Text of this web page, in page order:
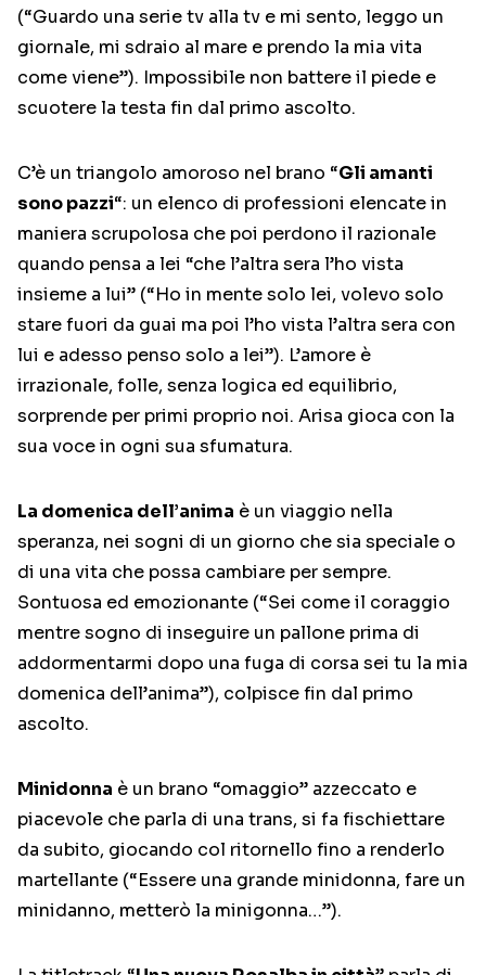
(“Guardo una serie tv alla tv e mi sento, leggo un
giornale, mi sdraio al mare e prendo la mia vita
come viene”). Impossibile non battere il piede e
scuotere la testa fin dal primo ascolto.
C’è un triangolo amoroso nel brano “Gli amanti
sono pazzi“: un elenco di professioni elencate in
maniera scrupolosa che poi perdono il razionale
quando pensa a lei “che l’altra sera l’ho vista
insieme a lui” (“Ho in mente solo lei, volevo solo
stare fuori da guai ma poi l’ho vista l’altra sera con
lui e adesso penso solo a lei”). L’amore è
irrazionale, folle, senza logica ed equilibrio,
sorprende per primi proprio noi. Arisa gioca con la
sua voce in ogni sua sfumatura.
La domenica dell’anima è un viaggio nella
speranza, nei sogni di un giorno che sia speciale o
di una vita che possa cambiare per sempre.
Sontuosa ed emozionante (“Sei come il coraggio
mentre sogno di inseguire un pallone prima di
addormentarmi dopo una fuga di corsa sei tu la mia
domenica dell’anima”), colpisce fin dal primo
ascolto.
Minidonna è un brano “omaggio” azzeccato e
piacevole che parla di una trans, si fa fischiettare
da subito, giocando col ritornello fino a renderlo
martellante (“Essere una grande minidonna, fare un
minidanno, metterò la minigonna…”).